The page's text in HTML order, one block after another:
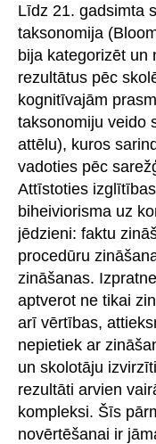
Līdz 21. gadsimta
taksonomija
bija kategorizēt un
rezultātus pēc
kognitīvajām
taksonomiju veido
attēlu), kuros
vadoties pēc
Attīstoties
biheiviorisma uz
jēdzieni: faktu
procedūru
zināšanas.
aptverot ne tikai
arī vērtības,
nepietiek ar
un skolotāju
rezultāti arvien
kompleksi. Šīs
novērtēšanai ir